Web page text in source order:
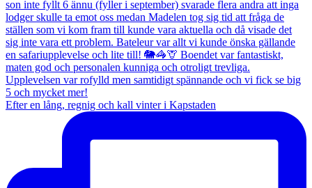
Efter en lång, regnig och kall vinter i Kapstaden